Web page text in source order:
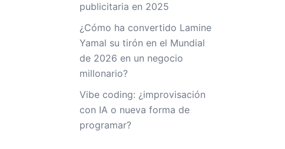
publicitaria en 2025
¿Cómo ha convertido Lamine
Yamal su tirón en el Mundial
de 2026 en un negocio
millonario?
Vibe coding: ¿improvisación
con IA o nueva forma de
programar?